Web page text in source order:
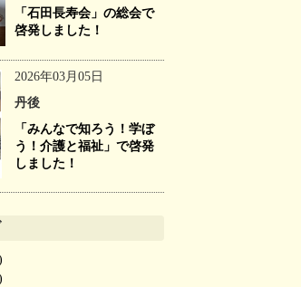
「石田長寿会」の総会で
啓発しました！
2026年03月05日
丹後
「みんなで知ろう！学ぼ
う！介護と福祉」で啓発
しました！